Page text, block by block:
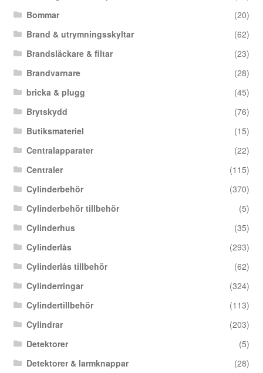
Bommar
(20)
Brand & utrymningsskyltar
(62)
Brandsläckare & filtar
(23)
Brandvarnare
(28)
bricka & plugg
(45)
Brytskydd
(76)
Butiksmateriel
(15)
Centralapparater
(22)
Centraler
(115)
Cylinderbehör
(370)
Cylinderbehör tillbehör
(5)
Cylinderhus
(35)
Cylinderlås
(293)
Cylinderlås tillbehör
(62)
Cylinderringar
(324)
Cylindertillbehör
(113)
Cylindrar
(203)
Detektorer
(5)
Detektorer & larmknappar
(28)